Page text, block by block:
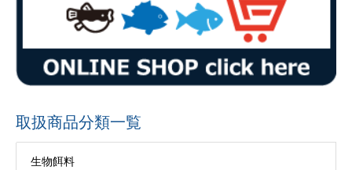
取扱商品分類一覧
生物餌料